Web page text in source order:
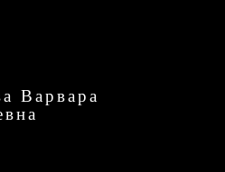
Варвара